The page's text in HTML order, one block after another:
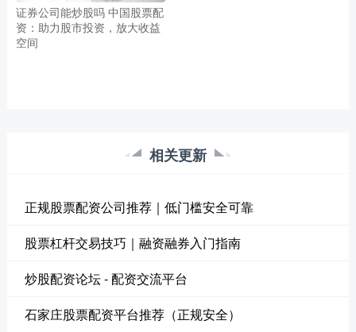
证券公司能炒股吗 中国股票配
资：助力股市投资，放大收益
空间
相关更新
正规股票配资公司推荐｜低门槛安全可靠
股票杠杆交易技巧｜融资融券入门指南
炒股配资论坛 - 配资交流平台
石家庄股票配资平台推荐（正规安全）